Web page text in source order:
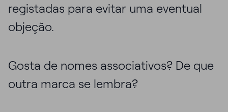
registadas para evitar uma eventual
objeção.
Gosta de nomes associativos? De que
outra marca se lembra?